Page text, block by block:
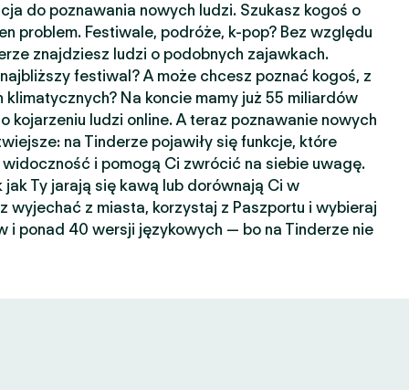
do poznawania nowych ludzi. Szukasz kogoś o
problem. Festiwale, podróże, k-pop? Bez względu
znajdziesz ludzi o podobnych zajawkach.
festiwal? A może chcesz poznać kogoś, z
klimatycznych? Na koncie mamy już 55 miliardów
kojarzeniu ludzi online. A teraz poznawanie nowych
na Tinderze pojawiły się funkcje, które
i pomogą Ci zwrócić na siebie uwagę.
Ty jarają się kawą lub dorównają Ci w
wyjechać z miasta, korzystaj z Paszportu i wybieraj
i ponad 40 wersji językowych — bo na Tinderze nie